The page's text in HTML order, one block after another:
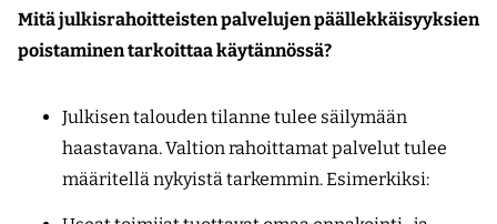
Mitä julkisrahoitteisten palvelujen päällekkäisyyksien
poistaminen tarkoittaa käytännössä?
Julkisen talouden tilanne tulee säilymään
haastavana. Valtion rahoittamat palvelut tulee
määritellä nykyistä tarkemmin. Esimerkiksi: